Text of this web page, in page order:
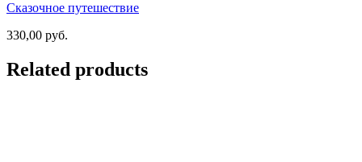
Сказочное путешествие
330,00 руб.
Related products